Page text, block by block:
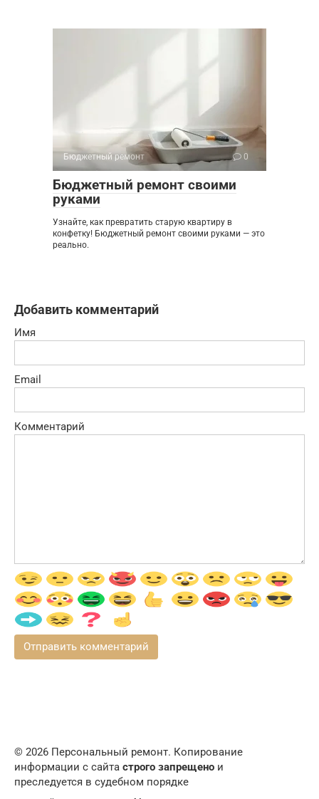
Бюджетный ремонт 0
Бюджетный ремонт своими
руками
Узнайте, как превратить старую квартиру в
конфетку! Бюджетный ремонт своими руками — это
реально.
Добавить комментарий
Имя
Email
Комментарий
© 2026 Персональный ремонт. Копирование
информации с сайта строго запрещено и
преследуется в судебном порядке